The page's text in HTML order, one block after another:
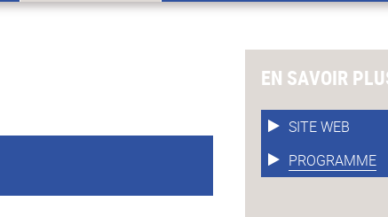
EN SAVOIR
SITE WEB
PROGRAMME